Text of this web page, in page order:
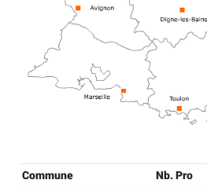
Commune Nb. Pro